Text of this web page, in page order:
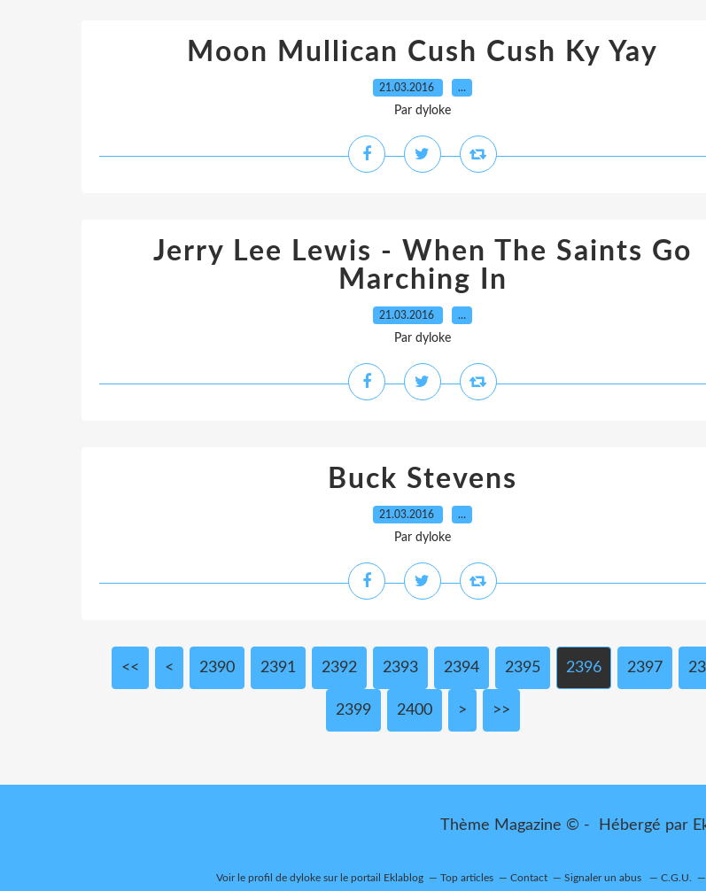
Moon Mullican Cush Cush Ky Yay
21.03.2016 …
Par dyloke
Jerry Lee Lewis - When The Saints Go
Marching In
21.03.2016 …
Par dyloke
Buck Stevens
21.03.2016 …
Par dyloke
<< < 2300
2310
2320
2330
2340
2350
2360
2370
2380
2390 2391 2392 2393 2394 2395 2396 2397
2399 2400 2500
2600
2700
2800
2900
3000
> >>
Thème Magazine © - Hébergé par
Voir le profil de dylokesur le portail Eklablog Top articles Contact Signaler un abus C.G.U.